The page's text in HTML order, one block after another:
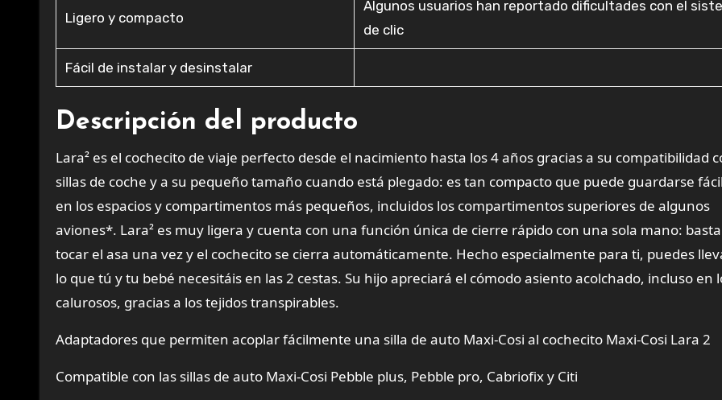
Ligero y compacto
Algunos usuarios han reportado dificultades con el
de clic
Fácil de instalar y desinstalar
Descripción del producto
Lara² es el cochecito de viaje perfecto desde el nacimiento hasta los 4 años gracias a su compatibilidad
sillas de coche y a su pequeño tamaño cuando está plegado: es tan compacto que puede guardarse
en los espacios y compartimentos más pequeños, incluidos los compartimentos superiores de algunos
aviones*. Lara² es muy ligera y cuenta con una función única de cierre rápido con una sola mano:
tocar el asa una vez y el cochecito se cierra automáticamente. Hecho especialmente para ti, puedes
lo que tú y tu bebé necesitáis en las 2 cestas. Su hijo apreciará el cómodo asiento acolchado, incluso en
calurosos, gracias a los tejidos transpirables.
Adaptadores que permiten acoplar fácilmente una silla de auto Maxi-Cosi al cochecito Maxi-Cosi Lara 2
Compatible con las sillas de auto Maxi-Cosi Pebble plus, Pebble pro, Cabriofix y Citi